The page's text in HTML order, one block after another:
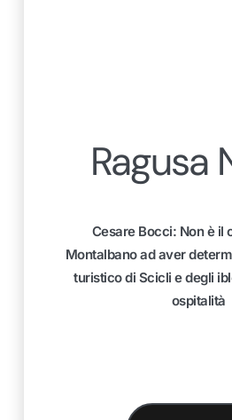
Ragusa
Cesare Bocci: Non è il
Montalbano ad aver
turistico di Scicli e degli
ospitalità